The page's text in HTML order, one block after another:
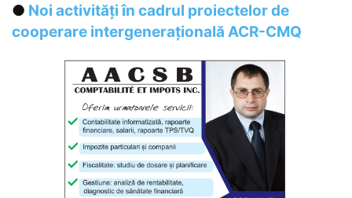
● Noi activități în cadrul proiectelor de
cooperare intergenerațională ACR-CMQ